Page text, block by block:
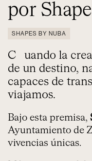
por
SHAPES BY NUBA
Cuando la creatividad se une al alma
de un destino,
capaces de
viajamos.
Bajo esta premisa,
Ayuntamiento de
vivencias únicas.